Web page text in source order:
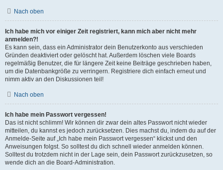
Nach oben
Ich habe mich vor einiger Zeit registriert, kann mich aber nicht mehr
anmelden?!
Es kann sein, dass ein Administrator dein Benutzerkonto aus verschieden
Gründen deaktiviert oder gelöscht hat. Außerdem löschen viele Boards
regelmäßig Benutzer, die für längere Zeit keine Beiträge geschrieben haben,
um die Datenbankgröße zu verringern. Registriere dich einfach erneut und
nimm aktiv an den Diskussionen teil!
Nach oben
Ich habe mein Passwort vergessen!
Das ist nicht schlimm! Wir können dir zwar dein altes Passwort nicht wieder
mitteilen, du kannst es jedoch zurücksetzen. Dies machst du, indem du auf der
Anmelde-Seite auf „Ich habe mein Passwort vergessen“ klickst und den
Anweisungen folgst. So solltest du dich schnell wieder anmelden können.
Solltest du trotzdem nicht in der Lage sein, dein Passwort zurückzusetzen, so
wende dich an die Board-Administration.